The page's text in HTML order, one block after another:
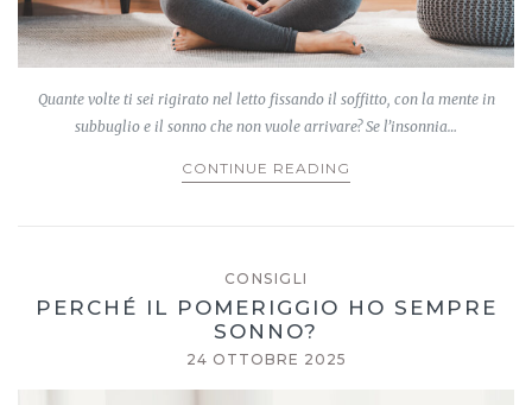
Quante volte ti sei rigirato nel letto fissando il soffitto, con la mente in
subbuglio e il sonno che non vuole arrivare? Se l’insonnia…
CONTINUE READING
CONSIGLI
PERCHÉ IL POMERIGGIO HO SEMPRE
SONNO?
24 OTTOBRE 2025